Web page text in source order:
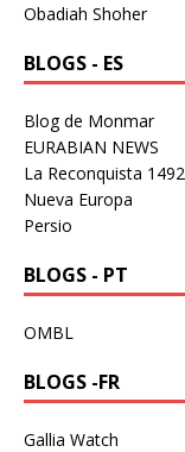
Obadiah Shoher
BLOGS - ES
Blog de Monmar
EURABIAN NEWS
La Reconquista 1492
Nueva Europa
Persio
BLOGS - PT
OMBL
BLOGS -FR
Gallia Watch